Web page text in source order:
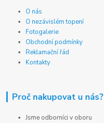
O nás
O nezávislém topení
Fotogalerie
Obchodní podmínky
Reklamační řád
Kontakty
Proč nakupovat u nás?
Jsme odborníci v oboru